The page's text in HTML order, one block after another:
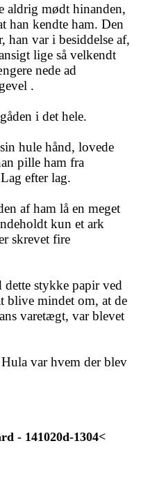
aldrig mødt hinanden,
han kendte ham. Den
han var i besiddelse af,
lige så velkendt
nede ad
.
i det hele.
hule hånd, lovede
pille ham fra
efter lag.
af ham lå en meget
kun et ark
skrevet fire
stykke papir ved
blive mindet om, at de
varetægt, var blevet
var hvem der blev
- 141020d-1304<